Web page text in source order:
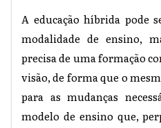
A educação híbrida pode
modalidade de ensino,
precisa de uma formação
visão, de forma que o
para as mudanças
modelo de ensino que,